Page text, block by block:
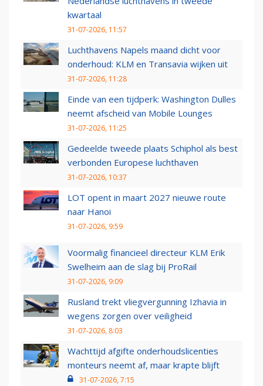
kwartaal
31-07-2026, 11:57
Luchthavens Napels maand dicht voor
onderhoud: KLM en Transavia wijken uit
31-07-2026, 11:28
Einde van een tijdperk: Washington Dulles
neemt afscheid van Mobile Lounges
31-07-2026, 11:25
Gedeelde tweede plaats Schiphol als best
verbonden Europese luchthaven
31-07-2026, 10:37
LOT opent in maart 2027 nieuwe route
naar Hanoi
31-07-2026, 9:59
Voormalig financieel directeur KLM Erik
Swelheim aan de slag bij ProRail
31-07-2026, 9:09
Rusland trekt vliegvergunning Izhavia in
wegens zorgen over veiligheid
31-07-2026, 8:03
Wachttijd afgifte onderhoudslicenties
monteurs neemt af, maar krapte blijft
31-07-2026, 7:15